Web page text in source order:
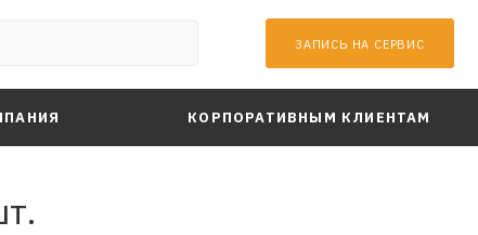
ЗАПИСЬ НА СЕРВИС
КОРПОРАТИВНЫМ КЛИЕНТАМ